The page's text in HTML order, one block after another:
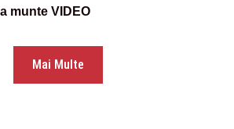
munte VIDEO
Mai Multe